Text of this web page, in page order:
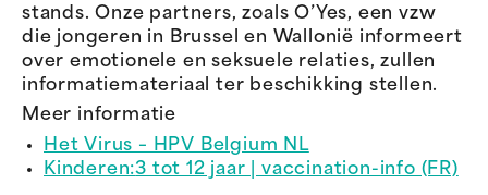
stands. Onze partners, zoals O’Yes, een vzw
die jongeren in Brussel en Wallonië informeert
over emotionele en seksuele relaties, zullen
informatiemateriaal ter beschikking stellen.
Meer informatie
Het Virus – HPV Belgium NL
Kinderen:3 tot 12 jaar | vaccination-info (FR)